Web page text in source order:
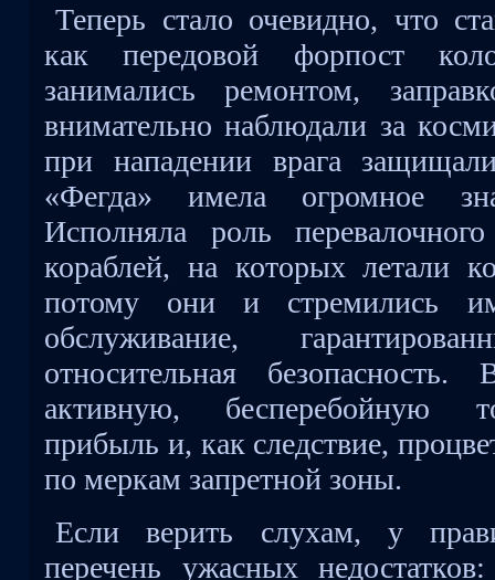
Теперь стало очевидно, что
как передовой форпост
занимались ремонтом,
внимательно наблюдали за
при нападении врага
«Фегда» имела огромное
Исполняла роль
кораблей, на которых летали
потому они и стремились
обслуживание,
относительная
активную, бесперебойную
прибыль и, как следствие,
по меркам запретной зоны.
Если верить слухам, у
перечень ужасных